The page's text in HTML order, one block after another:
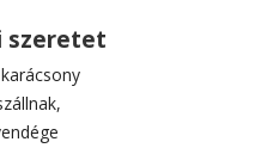
szeretet